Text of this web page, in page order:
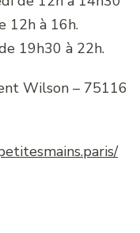
12h à 16h.
19h30 à 22h.
Wilson – 75116